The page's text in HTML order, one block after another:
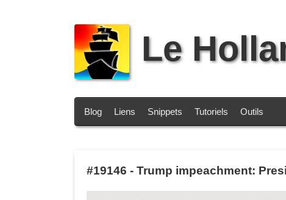
Le
Blog Liens Snippets Tutoriels Outils
#19146 - Trump impeachment: